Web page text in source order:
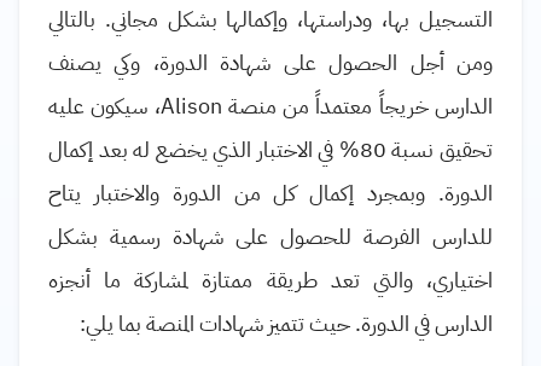
التسجيل بها، ودراستها، وإكمالها بشكل مجاني. بالتالي
ومن أجل الحصول على شهادة الدورة، وكي يصنف
الدارس خريجاً معتمداً من منصة Alison، سيكون عليه
تحقيق نسبة 80% في الاختبار الذي يخضع له بعد إكمال
الدورة. وبمجرد إكمال كل من الدورة والاختبار يتاح
للدارس الفرصة للحصول على شهادة رسمية بشكل
اختياري، والتي تعد طريقة ممتازة لمشاركة ما أنجزه
الدارس في الدورة. حيث تتميز شهادات المنصة بما يلي: